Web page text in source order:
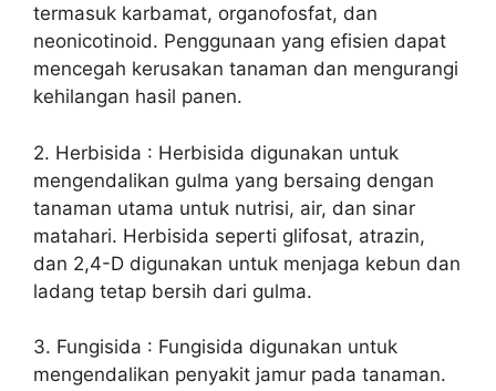
termasuk karbamat, organofosfat, dan
neonicotinoid. Penggunaan yang efisien dapat
mencegah kerusakan tanaman dan mengurangi
kehilangan hasil panen.
2. Herbisida : Herbisida digunakan untuk
mengendalikan gulma yang bersaing dengan
tanaman utama untuk nutrisi, air, dan sinar
matahari. Herbisida seperti glifosat, atrazin,
dan 2,4-D digunakan untuk menjaga kebun dan
ladang tetap bersih dari gulma.
3. Fungisida : Fungisida digunakan untuk
mengendalikan penyakit jamur pada tanaman.